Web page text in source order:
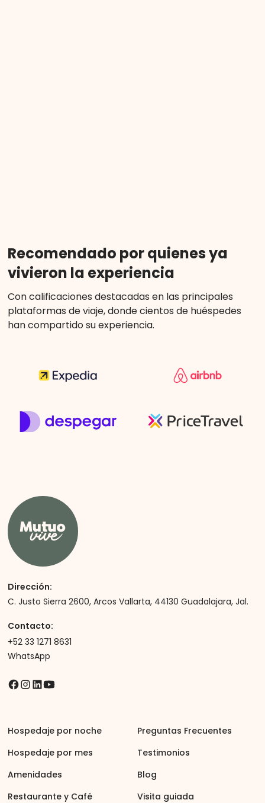
Recomendado por quienes ya
vivieron la experiencia
Con calificaciones destacadas en las principales
plataformas de viaje, donde cientos de huéspedes
han compartido su experiencia.
Dirección:
C. Justo Sierra 2600, Arcos Vallarta, 44130 Guadalajara, Jal.
Contacto:
+52 33 1271 8631
WhatsApp
Hospedaje por noche
Hospedaje por mes
Amenidades
Restaurante y Café
Preguntas Frecuentes
Testimonios
Blog
Visita guiada